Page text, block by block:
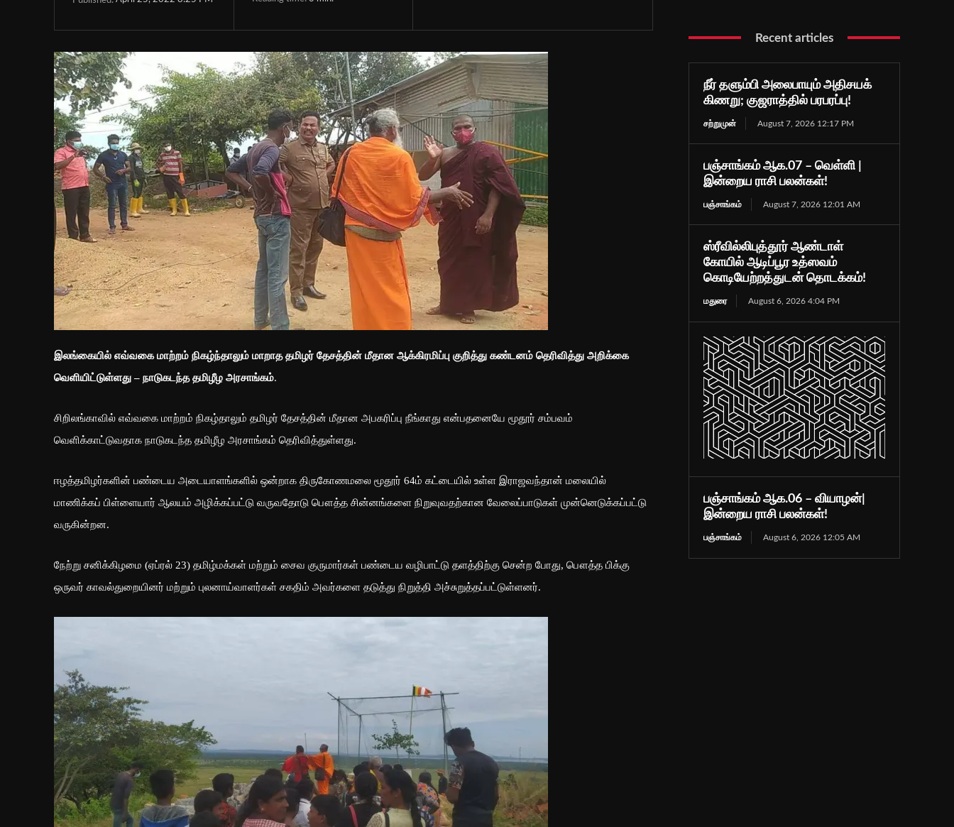
இலங்கையில் எவ்வகை மாற்றம் நிகழ்ந்தாலும் மாறாத தமிழர் தேசத்தின் மீதான ஆக்கிரமிப்பு குறித்து கண்டனம் தெரிவித்து அறிக்கை
வெளியிட்டுள்ளது – நாடுகடந்த தமிழீழ அரசாங்கம்.
சிறிலங்காவில் எவ்வகை மாற்றம் நிகழ்தாலும் தமிழர் தேசத்தின் மீதான அபகரிப்பு நீங்காது என்பதனையே மூதூர் சம்பவம்
வெளிக்காட்டுவதாக நாடுகடந்த தமிழீழ அரசாங்கம் தெரிவித்துள்ளது.
ஈழத்தமிழர்களின் பண்டைய அடையாளங்களில் ஒன்றாக திருகோணமலை மூதூர் 64ம் கட்டையில் உள்ள இராஜவந்தான் மலையில்
மாணிக்கப் பிள்ளையார் ஆலயம் அழிக்கப்பட்டு வருவதோடு பௌத்த சின்னங்களை நிறுவுவதற்கான வேலைப்பாடுகள் முன்னெடுக்கப்பட்டு
வருகின்றன.
நேற்று சனிக்கிழமை (ஏப்ரல் 23) தமிழ்மக்கள் மற்றும் சைவ குருமார்கள் பண்டைய வழிபாட்டு தளத்திற்கு சென்ற போது, பௌத்த பிக்கு
ஒருவர் காவல்துறையினர் மற்றும் புலனாய்வாளர்கள் சகதிம் அவர்களை தடுத்து நிறுத்தி அச்சுறுத்தப்பட்டுள்ளனர்.
Recent articles
நீர் தளும்பி அலைபாயும் அதிசயக்
கிணறு; குஜராத்தில் பரபரப்பு!
சற்றுமுன் August 7, 2026 12:17 PM
பஞ்சாங்கம் ஆக.07 – வெள்ளி |
இன்றைய ராசி பலன்கள்!
பஞ்சாங்கம் August 7, 2026 12:01 AM
ஸ்ரீவில்லிபுத்தூர் ஆண்டாள்
கோயில் ஆடிப்பூர உத்ஸவம்
கொடியேற்றத்துடன் தொடக்கம்!
மதுரை August 6, 2026 4:04 PM
பஞ்சாங்கம் ஆக.06 – வியாழன்|
இன்றைய ராசி பலன்கள்!
பஞ்சாங்கம் August 6, 2026 12:05 AM